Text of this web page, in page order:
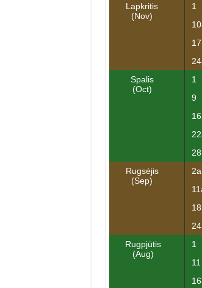
Lapkritis
(Nov)
1
17
Spalis
(Oct)
1
9
16
28
Rugsėjis
(Sep)
2a
18
Rugpjūtis
(Aug)
1
11